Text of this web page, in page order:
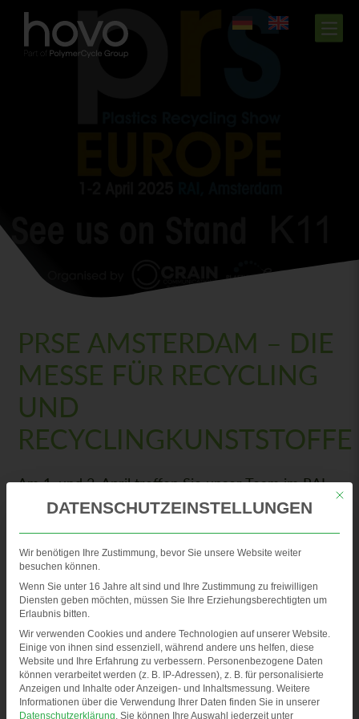
PRSE AMSTERDAM – DIE
MESSE FÜR RECYCLING
UND
RECYCLINGKUNSTSTOFFE
Am 1. und 2. April treffen Sie unser Team im RAI
Messezentrum auf der Plastics Recycling Show
Europe!
Keine andere Messe fokussiert sich so wie die
PRSE auf Recyclingkunststoffe, Recyclingverfahren
und die einhergehenden Rahmenbedingungen.
Abgerundet wird die Ausstellung durch ein
hervorragendes Vortragsprogramm – und bei
Buchung des Zugangstickets bis 28. Februar ist
Mit
DATENSCHUTZEINSTELLUNGEN
Wir benötigen Ihre Zustimmung, bevor Sie unsere Website weiter
besuchen können.
Wenn Sie unter 16 Jahre alt sind und Ihre Zustimmung zu freiwilligen
Diensten geben möchten, müssen Sie Ihre Erziehungsberechtigten um
Erlaubnis bitten.
Wir verwenden Cookies und andere Technologien auf unserer Website.
Einige von ihnen sind essenziell, während andere uns helfen, diese
Website und Ihre Erfahrung zu verbessern. Personenbezogene Daten
können verarbeitet werden (z. B. IP-Adressen), z. B. für personalisierte
Anzeigen und Inhalte oder Anzeigen- und Inhaltsmessung. Weitere
Informationen über die Verwendung Ihrer Daten finden Sie in unserer
Datenschutzerklärung. Sie können Ihre Auswahl jederzeit unter